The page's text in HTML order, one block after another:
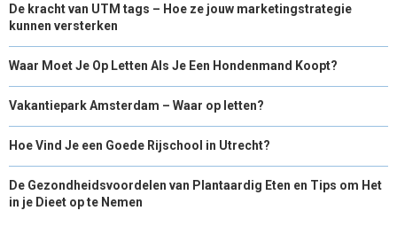
De kracht van UTM tags – Hoe ze jouw marketingstrategie
kunnen versterken
Waar Moet Je Op Letten Als Je Een Hondenmand Koopt?
Vakantiepark Amsterdam – Waar op letten?
Hoe Vind Je een Goede Rijschool in Utrecht?
De Gezondheidsvoordelen van Plantaardig Eten en Tips om Het
in je Dieet op te Nemen